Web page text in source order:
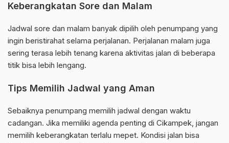
Keberangkatan Sore dan Malam
Jadwal sore dan malam banyak dipilih oleh penumpang yang
ingin beristirahat selama perjalanan. Perjalanan malam juga
sering terasa lebih tenang karena aktivitas jalan di beberapa
titik bisa lebih lengang.
Tips Memilih Jadwal yang Aman
Sebaiknya penumpang memilih jadwal dengan waktu
cadangan. Jika memiliki agenda penting di Cikampek, jangan
memilih keberangkatan terlalu mepet. Kondisi jalan bisa